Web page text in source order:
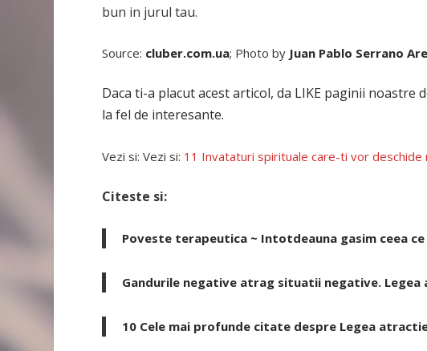
bun in jurul tau.
Source: cluber.com.ua; Photo by Juan Pablo Serrano
Daca ti-a placut acest articol, da LIKE paginii noastre
la fel de interesante.
Vezi si: Vezi si: 11 Invataturi spirituale care-ti vor deschide
Citeste si:
Poveste terapeutica ~ Intotdeauna gasim ceea
Gandurile negative atrag situatii negative.
10 Cele mai profunde citate despre Legea